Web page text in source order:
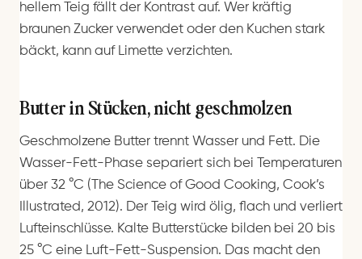
hellem Teig fällt der Kontrast auf. Wer kräftig
braunen Zucker verwendet oder den Kuchen stark
bäckt, kann auf Limette verzichten.
Butter in Stücken, nicht geschmolzen
Geschmolzene Butter trennt Wasser und Fett. Die
Wasser-Fett-Phase separiert sich bei Temperaturen
über 32 °C (The Science of Good Cooking, Cook’s
Illustrated, 2012). Der Teig wird ölig, flach und verliert
Lufteinschlüsse. Kalte Butterstücke bilden bei 20 bis
25 °C eine Luft-Fett-Suspension. Das macht den